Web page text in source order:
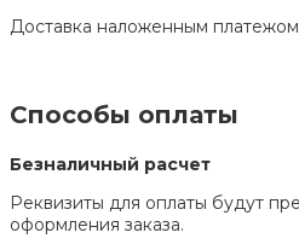
Доставка наложенным
Способы оплаты
Безналичный расчет
Реквизиты для оплаты будут
оформления заказа.